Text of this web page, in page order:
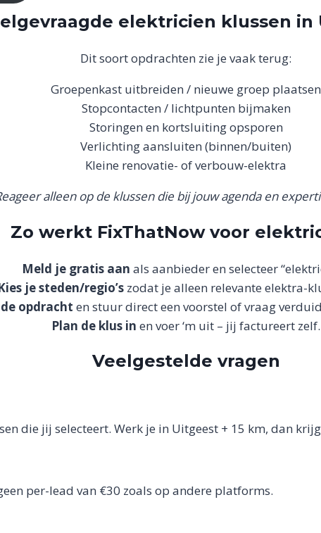
elektricien klussen in
Dit soort opdrachten zie je vaak terug:
Groepenkast uitbreiden / nieuwe groep plaatsen
Stopcontacten / lichtpunten bijmaken
Storingen en kortsluiting opsporen
Verlichting aansluiten (binnen/buiten)
Kleine renovatie- of verbouw-elektra
alleen op de klussen die bij jouw agenda en
Zo werkt FixThatNow voor
Meld je gratis aan als aanbieder en selecteer
je steden/regio’szodat je alleen relevante elektra-
opdracht en stuur direct een voorstel of vraag
Plan de klus in en voer ‘m uit – jij factureert zelf.
Veelgestelde vragen
die jij selecteert. Werk je in Uitgeest + 15 km, dan
per-lead van €30 zoals op andere platforms.